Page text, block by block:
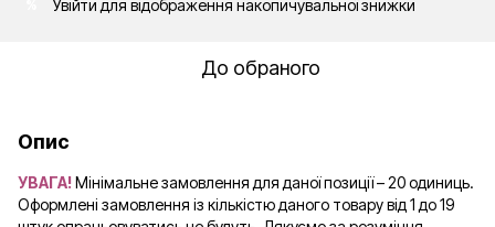
Увійти для відображення накопичувальної знижки
До обраного
Опис
УВАГА!Мінімальне замовлення для даної позиції – 20 одиниць.
Оформлені замовлення із кількістю даного товару від 1 до 19